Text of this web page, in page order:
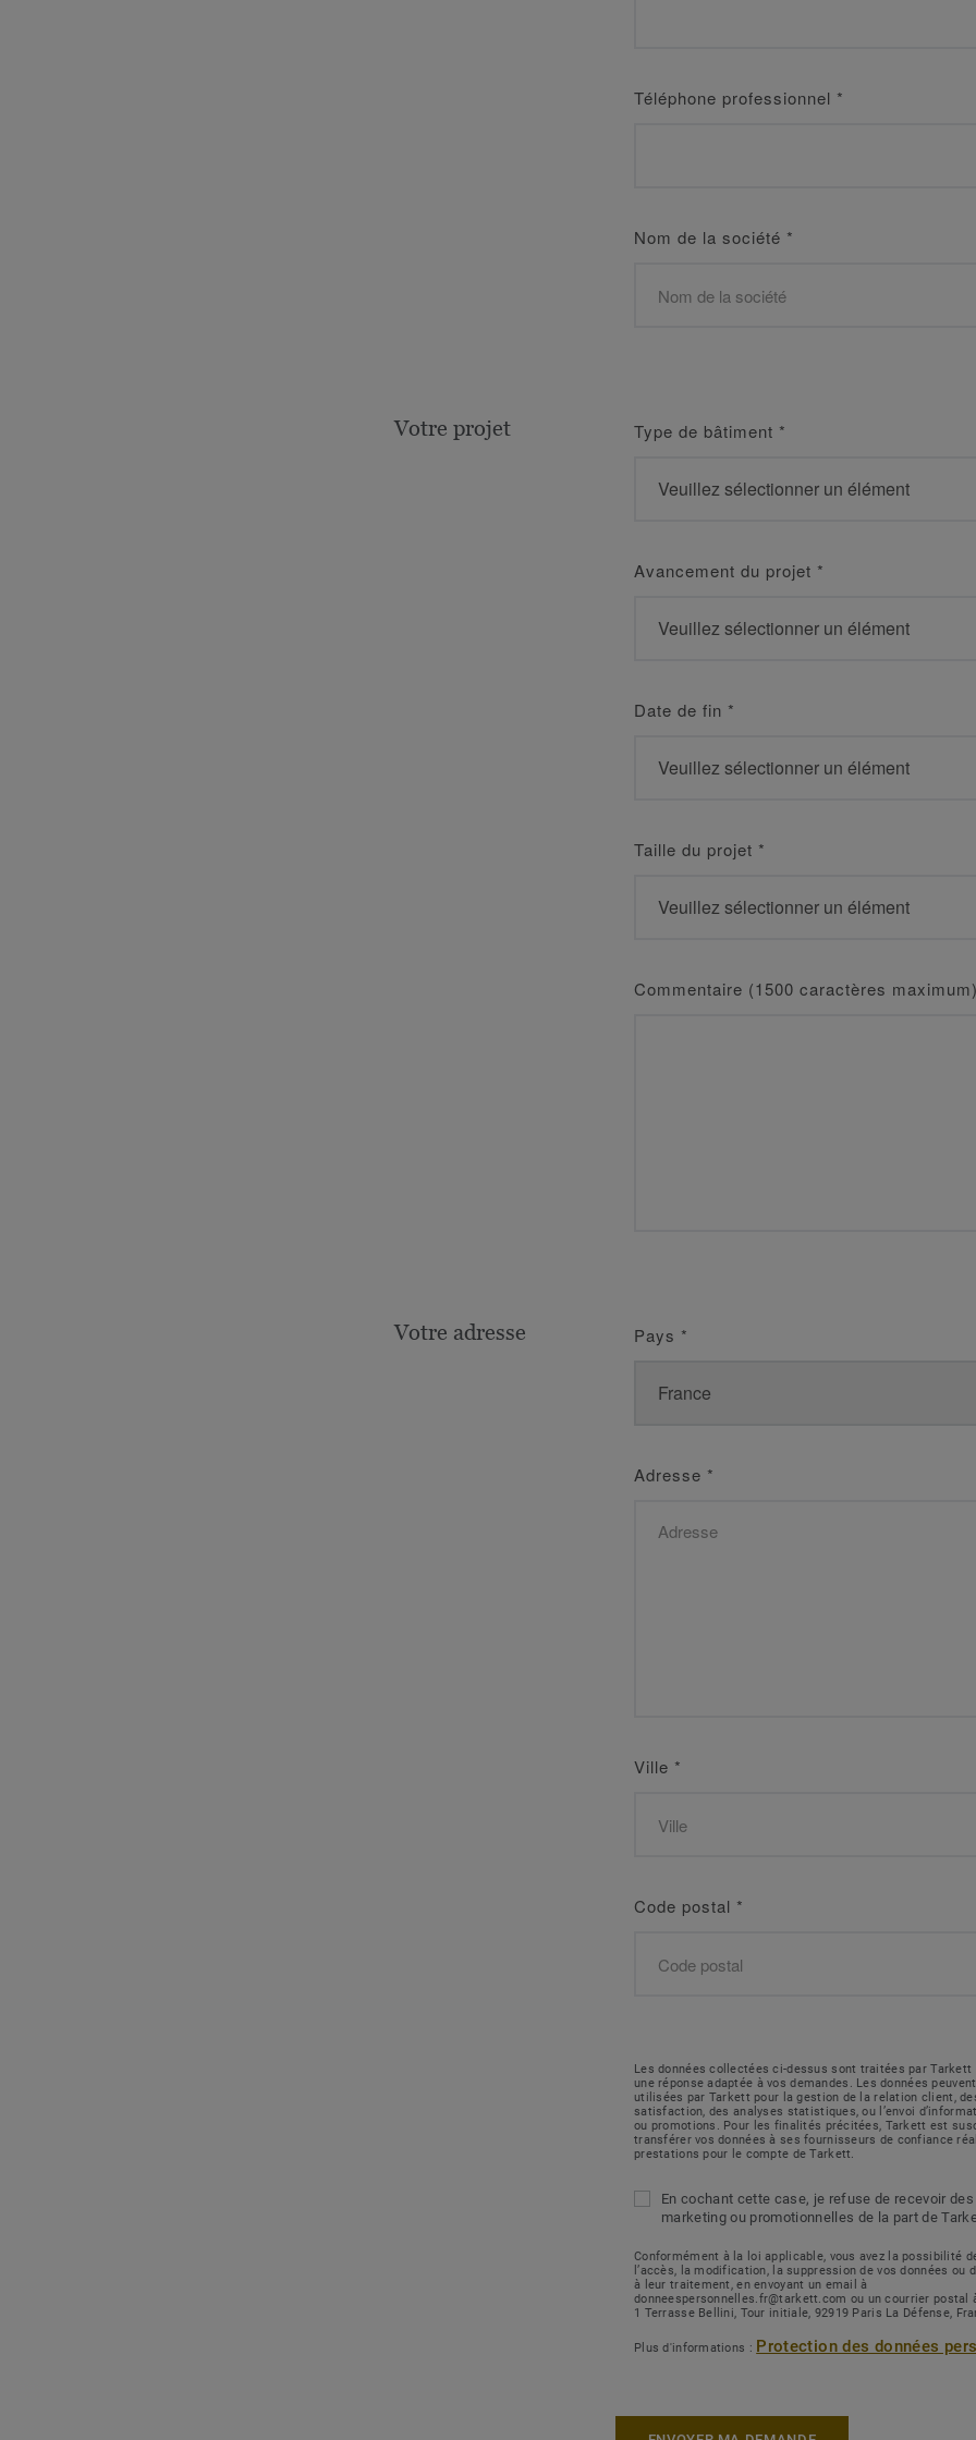
Téléphone professionnel *
Nom de la société *
Votre projet Type de bâtiment *
Avancement du projet *
Date de fin *
Taille du projet *
Commentaire (1500 caractères
Votre adresse Pays *
Adresse *
Ville *
Code postal *
Les données collectées ci-dessus sont traitées par
une réponse adaptée à vos demandes. Les données
utilisées par Tarkett pour la gestion de la relation client,
satisfaction, des analyses statistiques, ou l’envoi
ou promotions. Pour les finalités précitées, Tarkett est
transférer vos données à ses fournisseurs de confiance
prestations pour le compte de Tarkett.
En cochant cette case, je refuse de recevoir
marketing ou promotionnelles de la part de
Conformément à la loi applicable, vous avez la possibilité
l’accès, la modification, la suppression de vos données ou
à leur traitement, en envoyant un email à
donneespersonnelles.fr@tarkett.com ou un courrier postal
1 Terrasse Bellini, Tour initiale, 92919 Paris La Défense,
Plus d'informations : Protection des données